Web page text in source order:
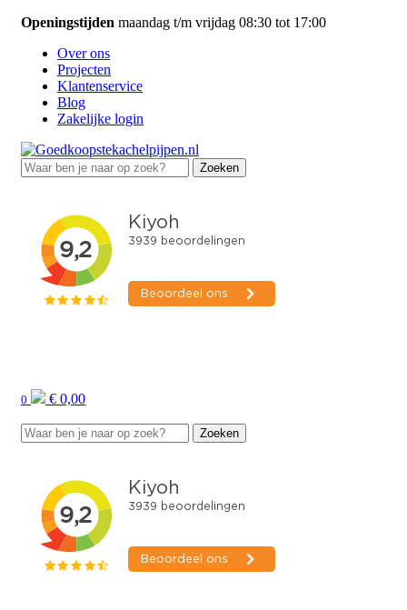
Openingstijden maandag t/m vrijdag 08:30 tot 17:00
Over ons
Projecten
Klantenservice
Blog
Zakelijke login
Zoeken
naar:
Zoeken
0 € 0,00
Zoeken
naar:
Zoeken